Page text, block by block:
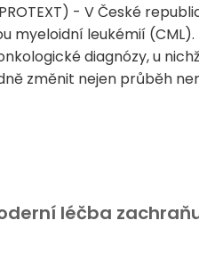
- V České
myeloidní leukémií (CML).
diagnózy, u
změnit nejen průběh
léčba